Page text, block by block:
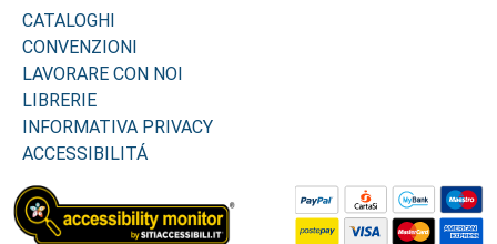
CATALOGHI
CONVENZIONI
LAVORARE CON NOI
LIBRERIE
INFORMATIVA PRIVACY
ACCESSIBILITÁ